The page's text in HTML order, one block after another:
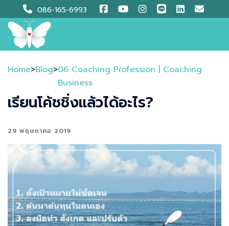
to
content
086-165-6993
Home>Blog>06 Coaching Profession | Coaching
Business
เรียนโค้ชชิ่งแล้วได้อะไร?
29 พฤษภาคม 2019